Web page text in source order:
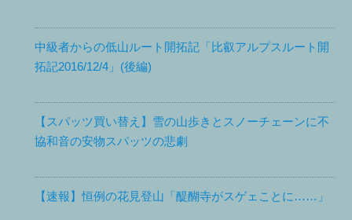
中級者からの低山ルート開拓記「比叡アルプスルート開
拓記2016/12/4」(後編)
【スパッツ買い替え】雪の山歩きとスノーチェーンに不
協和音の安物スパッツの悲劇
【速報】恒例の花見登山「醍醐寺がスゲェことに……」